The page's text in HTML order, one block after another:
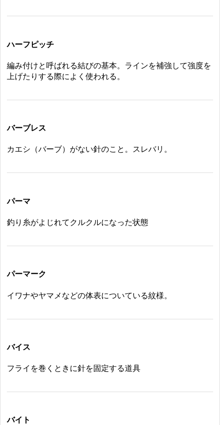
ハーフピッチ
編み付けと呼ばれる結びの基本。ラインを補強して強度を
上げたりする際によく使われる。
バーブレス
カエシ（バーブ）がない針のこと。スレバリ。
パーマ
釣り糸がよじれてクルクルになった状態
パーマーク
イワナやヤマメなどの体表についている紋様。
バイス
フライを巻くときに針を固定する道具
バイト